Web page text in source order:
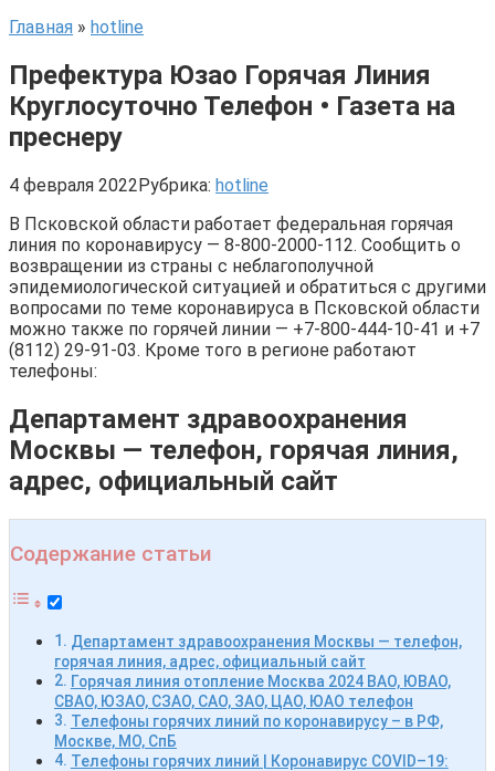
Главная » hotline
Префектура Юзао Горячая Линия
Круглосуточно Телефон • Газета на
преснеру
4 февраля 2022Рубрика: hotline
В Псковской области работает федеральная горячая
линия по коронавирусу — 8-800-2000-112. Сообщить о
возвращении из страны с неблагополучной
эпидемиологической ситуацией и обратиться с другими
вопросами по теме коронавируса в Псковской области
можно также по горячей линии — +7-800-444-10-41 и +7
(8112) 29-91-03. Кроме того в регионе работают
телефоны:
Департамент здравоохранения
Москвы — телефон, горячая линия,
адрес, официальный сайт
Содержание статьи
Департамент здравоохранения Москвы — телефон,
горячая линия, адрес, официальный сайт
Горячая линия отопление Москва 2024 ВАО, ЮВАО,
СВАО, ЮЗАО, СЗАО, САО, ЗАО, ЦАО, ЮАО телефон
Телефоны горячих линий по коронавирусу – в РФ,
Москве, МО, СпБ
Телефоны горячих линий | Коронавирус COVID–19: